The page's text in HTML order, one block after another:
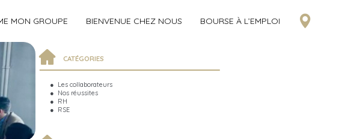
MON GROUPE BIENVENUE CHEZ NOUS BOURSE À L’EMPLOI
CATÉGORIES
Les collaborateurs
Nos réussites
RH
RSE